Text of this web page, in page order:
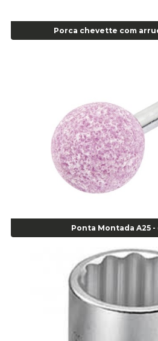
Agulha para Aplicação Vipstem- Vipal -
Alicate Anéis Interno Reto 3.3/8 pol x
Alicate Bico Reto - Cod 02804
Alicate Bico Reto para Anéis Internos -
Alicate Bico Reto Tipo Telefone - Cod 02911
Alicate Bomba D Água - Cod 01326
Alicate Corte Diagonal - Cod 02138
Alicate Corte Frontal - Cod 02685
Alicate de Corte Diagonal - cod 02138
Alicate de Pressão Gedore - Cod 01856
Alicate para Abracadeira 3/16" x 1.3/16"
Alicate para Anéis Externos Bico Reto -
Alicate para Anéis Externos com Bico
Alicate para Anéis Tipo Trava Câmbio
Porca chevette com
Ponta Montada A25 -